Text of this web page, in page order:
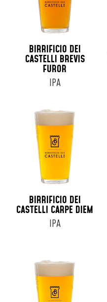
BIRRIFICIO DEI
CASTELLI BREVIS
FUROR
IPA
BIRRIFICIO DEI
CASTELLI CARPE DIEM
IPA